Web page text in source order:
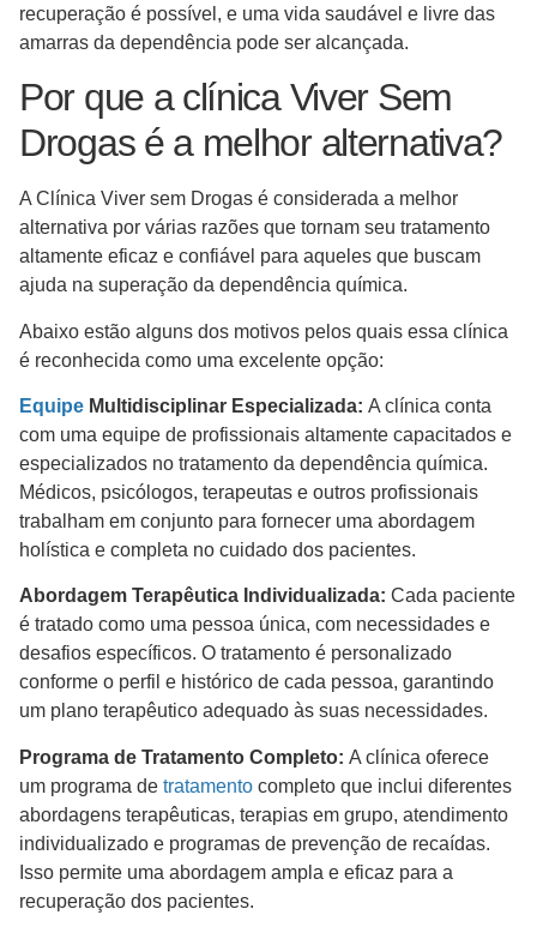
recuperação é possível, e uma vida saudável e livre das
amarras da dependência pode ser alcançada.
Por que a clínica Viver Sem
Drogas é a melhor alternativa?
A Clínica Viver sem Drogas é considerada a melhor
alternativa por várias razões que tornam seu tratamento
altamente eficaz e confiável para aqueles que buscam
ajuda na superação da dependência química.
Abaixo estão alguns dos motivos pelos quais essa clínica
é reconhecida como uma excelente opção:
Equipe Multidisciplinar Especializada: A clínica conta
com uma equipe de profissionais altamente capacitados e
especializados no tratamento da dependência química.
Médicos, psicólogos, terapeutas e outros profissionais
trabalham em conjunto para fornecer uma abordagem
holística e completa no cuidado dos pacientes.
Abordagem Terapêutica Individualizada: Cada paciente
é tratado como uma pessoa única, com necessidades e
desafios específicos. O tratamento é personalizado
conforme o perfil e histórico de cada pessoa, garantindo
um plano terapêutico adequado às suas necessidades.
Programa de Tratamento Completo: A clínica oferece
um programa de tratamento completo que inclui diferentes
abordagens terapêuticas, terapias em grupo, atendimento
individualizado e programas de prevenção de recaídas.
Isso permite uma abordagem ampla e eficaz para a
recuperação dos pacientes.